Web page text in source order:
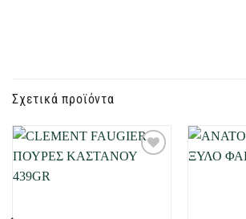
Σχετικά προϊόντα